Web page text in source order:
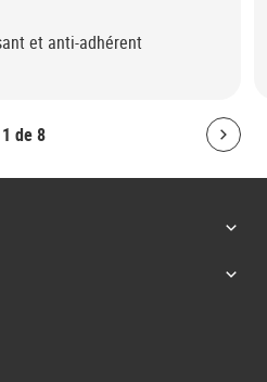
1 de8
et anti-adhérent